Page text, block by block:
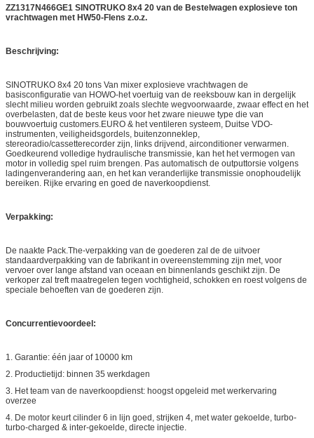
ZZ1317N466GE1 SINOTRUKO 8x4 20 van de Bestelwagen explosieve ton
vrachtwagen met HW50-Flens z.o.z.
Beschrijving:
SINOTRUKO 8x4 20 tons Van mixer explosieve vrachtwagen de
basisconfiguratie van HOWO-het voertuig van de reeksbouw kan in dergelijk
slecht milieu worden gebruikt zoals slechte wegvoorwaarde, zwaar effect en het
overbelasten, dat de beste keus voor het zware nieuwe type die van
bouwvoertuig customers.EURO & het ventileren systeem, Duitse VDO-
instrumenten, veiligheidsgordels, buitenzonneklep,
stereoradio/cassetterecorder zijn, links drijvend, airconditioner verwarmen.
Goedkeurend volledige hydraulische transmissie, kan het het vermogen van
motor in volledig spel ruim brengen. Pas automatisch de outputtorsie volgens
ladingenverandering aan, en het kan veranderlijke transmissie onophoudelijk
bereiken. Rijke ervaring en goed de naverkoopdienst.
Verpakking:
De naakte Pack.The-verpakking van de goederen zal de de uitvoer
standaardverpakking van de fabrikant in overeenstemming zijn met, voor
vervoer over lange afstand van oceaan en binnenlands geschikt zijn. De
verkoper zal treft maatregelen tegen vochtigheid, schokken en roest volgens de
speciale behoeften van de goederen zijn.
Concurrentievoordeel:
1. Garantie: één jaar of 10000 km
2. Productietijd: binnen 35 werkdagen
3. Het team van de naverkoopdienst: hoogst opgeleid met werkervaring
overzee
4. De motor keurt cilinder 6 in lijn goed, strijken 4, met water gekoelde, turbo-
turbo-charged & inter-gekoelde, directe injectie.